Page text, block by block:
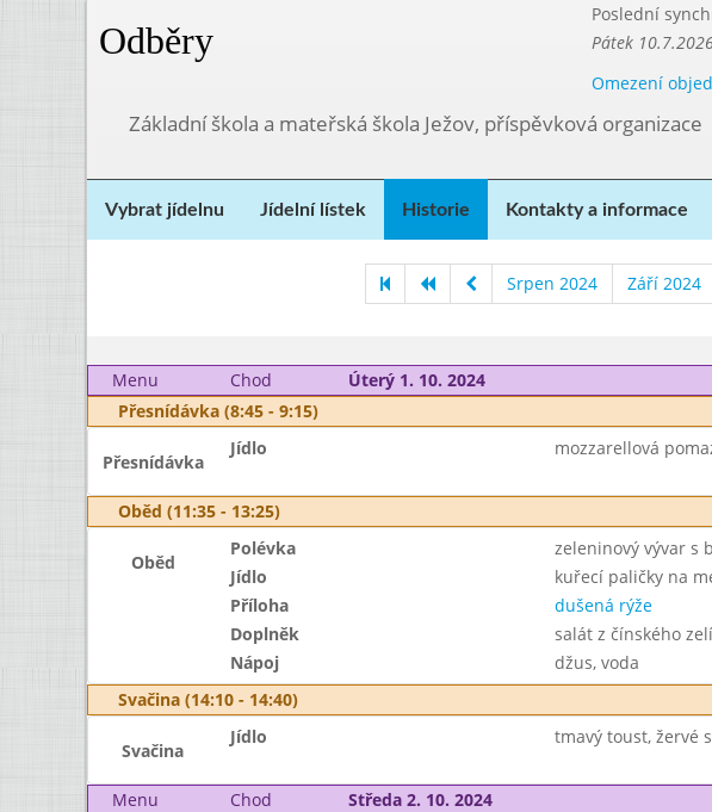
Odběry
Poslední
Pátek
Omezení
Základní škola a mateřská škola Ježov, příspěvková organizace
Vybrat jídelnu Jídelní lístek Historie Kontakty a informace
Srpen 2024 Září 2024
Menu
Chod Úterý 1. 10. 2024
Přesnídávka (8:45 - 9:15)
Přesnídávka
Jídlo mozzarellová
Oběd (11:35 - 13:25)
Oběd
Polévka zeleninový vývar s
Jídlo
kuřecí paličky na
Příloha
dušená rýže
Doplněk
salát z čínského
Nápoj
džus, voda
Svačina (14:10 - 14:40)
Svačina
Jídlo tmavý toust, žervé
Menu Chod Středa 2. 10. 2024